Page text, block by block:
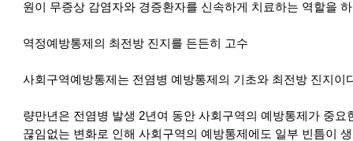
원이 무증상 감염자와 경증환자를 신속하게 치료하는 역할을
역정예방통제의 최전방 진지를 든든히 고수
사회구역예방통제는 전염병 예방통제의 기초와 최전방 진지이
량만년은 전염병 발생 2년여 동안 사회구역의 예방통제가 중
끊임없는 변화로 인해 사회구역의 예방통제에도 일부 빈틈이